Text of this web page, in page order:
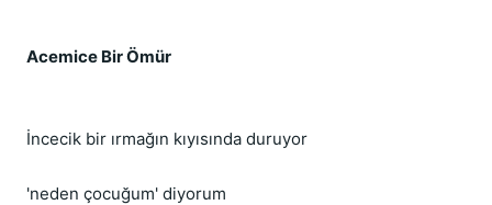
Acemice Bir Ömür
İncecik bir ırmağın kıyısında duruyor
'neden çocuğum' diyorum